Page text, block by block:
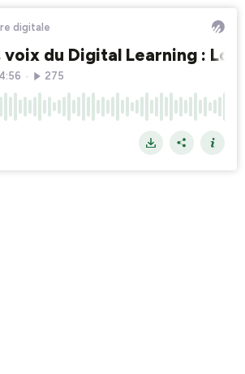
digitale
voix du Digital Learning :
275